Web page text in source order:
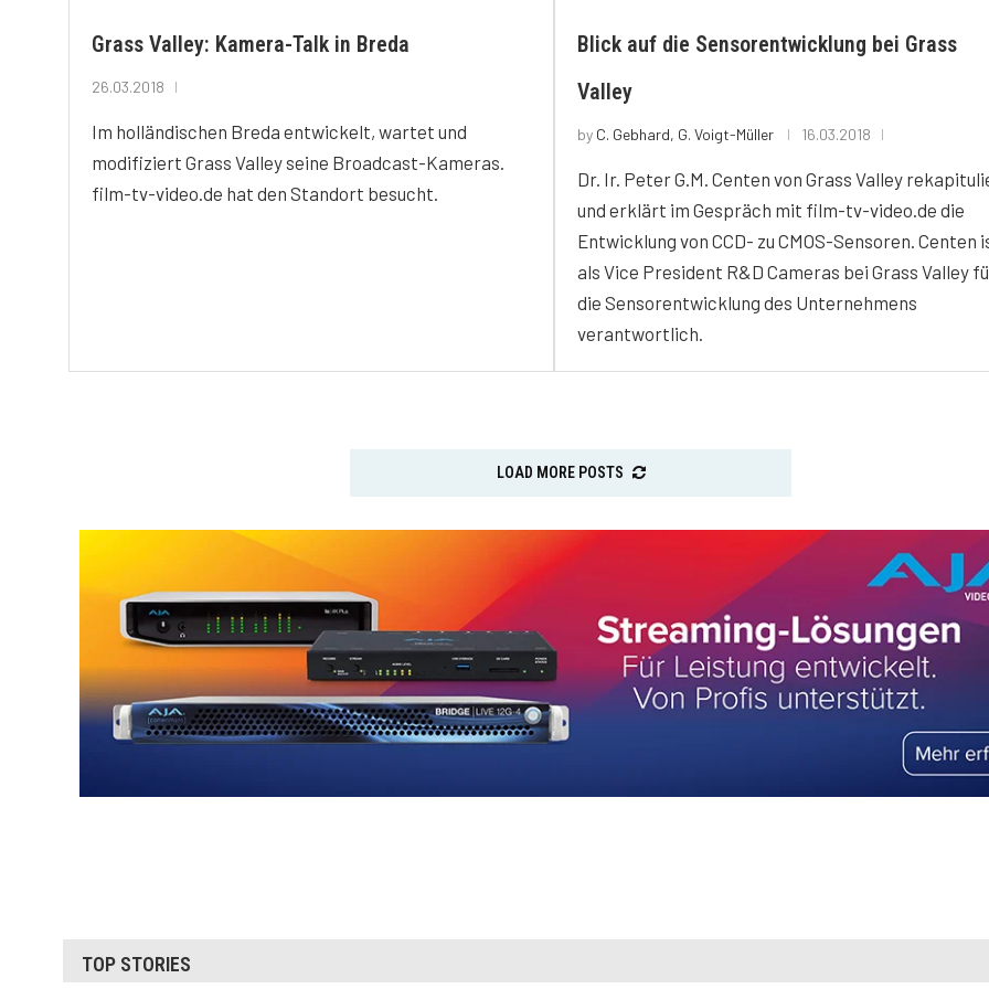
Grass Valley: Kamera-Talk in Breda
26.03.2018
Im holländischen Breda entwickelt, wartet und
modifiziert Grass Valley seine Broadcast-Kameras.
film-tv-video.de hat den Standort besucht.
Blick auf die Sensorentwicklung bei Grass
Valley
by C. Gebhard, G. Voigt-Müller 16.03.2018
Dr. Ir. Peter G.M. Centen von Grass Valley
und erklärt im Gespräch mit film-tv-video.de die
Entwicklung von CCD- zu CMOS-Sensoren. Centen
als Vice President R&D Cameras bei Grass Valley
die Sensorentwicklung des Unternehmens
verantwortlich.
LOAD MORE POSTS
TOP STORIES